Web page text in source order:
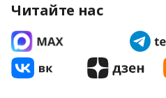
Читайте нас